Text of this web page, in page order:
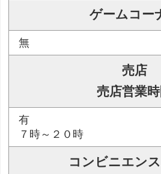
ゲームコー
無
売店
売店営業時
有
７時～２０時
コンビニエン